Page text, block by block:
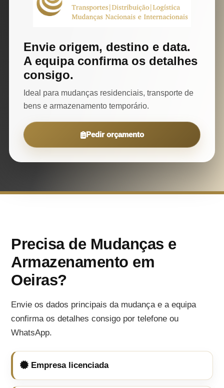
Envie origem, destino e data.
A equipa confirma os detalhes
consigo.
Ideal para mudanças residenciais, transporte de
bens e armazenamento temporário.
Pedir orçamento
Precisa de Mudanças e
Armazenamento em
Oeiras?
Envie os dados principais da mudança e a equipa
confirma os detalhes consigo por telefone ou
WhatsApp.
Empresa licenciada